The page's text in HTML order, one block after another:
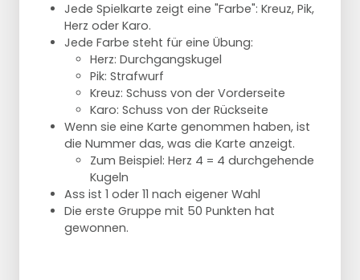
Jede Spielkarte zeigt eine "Farbe": Kreuz, Pik,
Herz oder Karo.
Jede Farbe steht für eine Übung:
Herz: Durchgangskugel
Pik: Strafwurf
Kreuz: Schuss von der Vorderseite
Karo: Schuss von der Rückseite
Wenn sie eine Karte genommen haben, ist
die Nummer das, was die Karte anzeigt.
Zum Beispiel: Herz 4 = 4 durchgehende
Kugeln
Ass ist 1 oder 11 nach eigener Wahl
Die erste Gruppe mit 50 Punkten hat
gewonnen.